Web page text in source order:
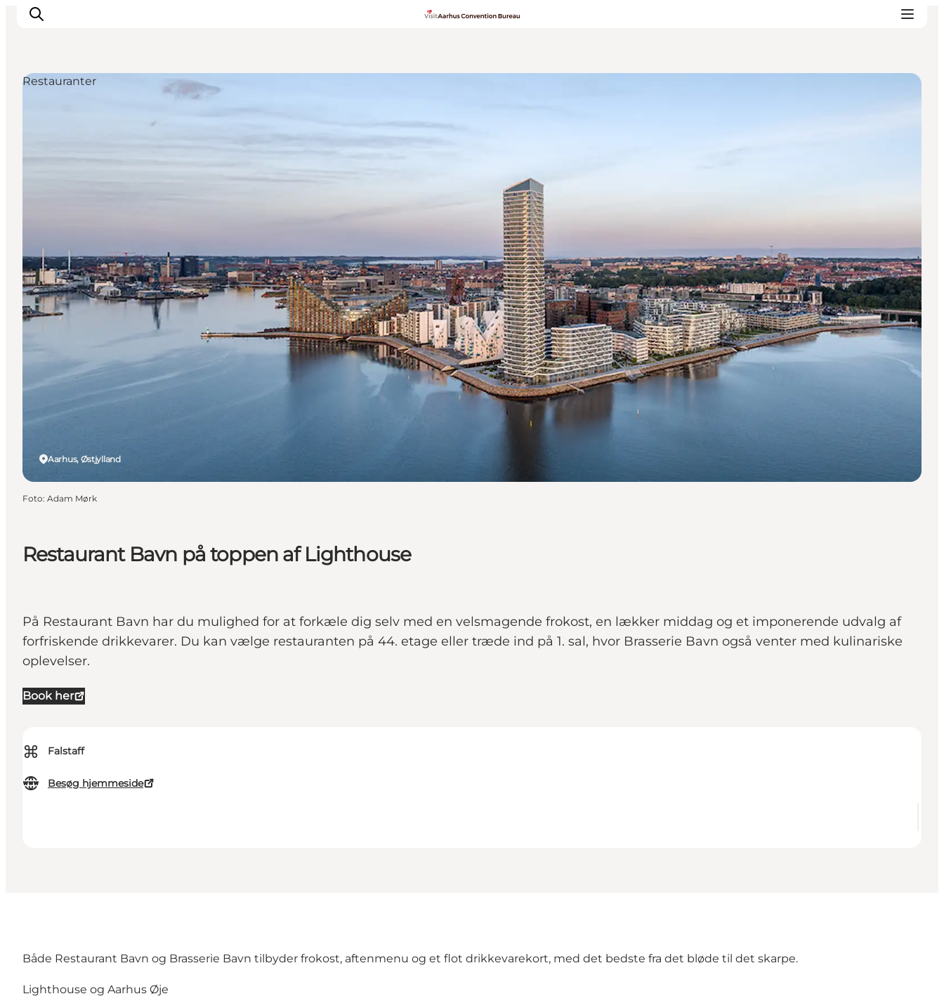
Vores service
Restaurant Bavn på toppen af Lighthouse
På Restaurant Bavn har du mulighed for at forkæle dig selv med en velsmagende frokost, en lækker middag og et imponerende udvalg af
forfriskende drikkevarer. Du kan vælge restauranten på 44. etage eller træde ind på 1. sal, hvor Brasserie Bavn også venter med kulinariske
oplevelser.
Book her
⌘ Falstaff
Besøg hjemmeside
Aarhus, Østjylland
Restauranter
Foto: Adam Mørk
Både Restaurant Bavn og Brasserie Bavn tilbyder frokost, aftenmenu og et flot drikkevarekort, med det bedste fra det bløde til det skarpe.
Lighthouse og Aarhus Øje